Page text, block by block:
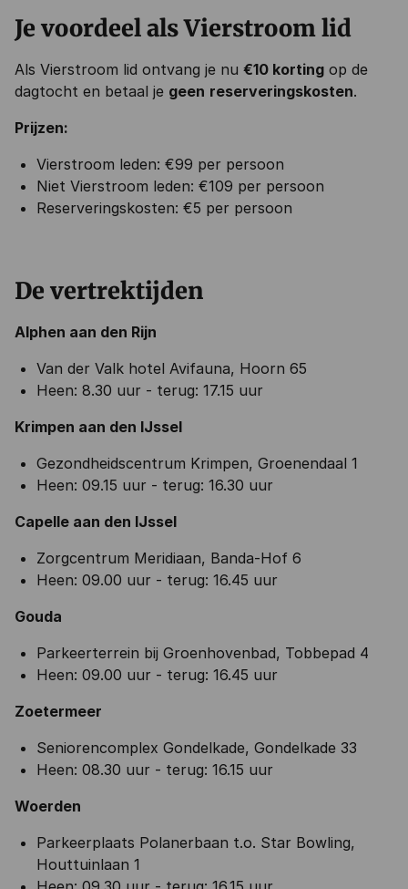
Je voordeel als Vierstroom lid
Als Vierstroom lid ontvang je nu €10 korting op de
dagtocht en betaal je geen reserveringskosten.
Prijzen:
Vierstroom leden: €99 per persoon
Niet Vierstroom leden: €109 per persoon
Reserveringskosten: €5 per persoon
De vertrektijden
Alphen aan den Rijn
Van der Valk hotel Avifauna, Hoorn 65
Heen: 8.30 uur - terug: 17.15 uur
Krimpen aan den IJssel
Gezondheidscentrum Krimpen, Groenendaal 1
Heen: 09.15 uur - terug: 16.30 uur
Capelle aan den IJssel
Zorgcentrum Meridiaan, Banda-Hof 6
Heen: 09.00 uur - terug: 16.45 uur
Gouda
Parkeerterrein bij Groenhovenbad, Tobbepad 4
Heen: 09.00 uur - terug: 16.45 uur
Zoetermeer
Seniorencomplex Gondelkade, Gondelkade 33
Heen: 08.30 uur - terug: 16.15 uur
Woerden
Parkeerplaats Polanerbaan t.o. Star Bowling,
Houttuinlaan 1